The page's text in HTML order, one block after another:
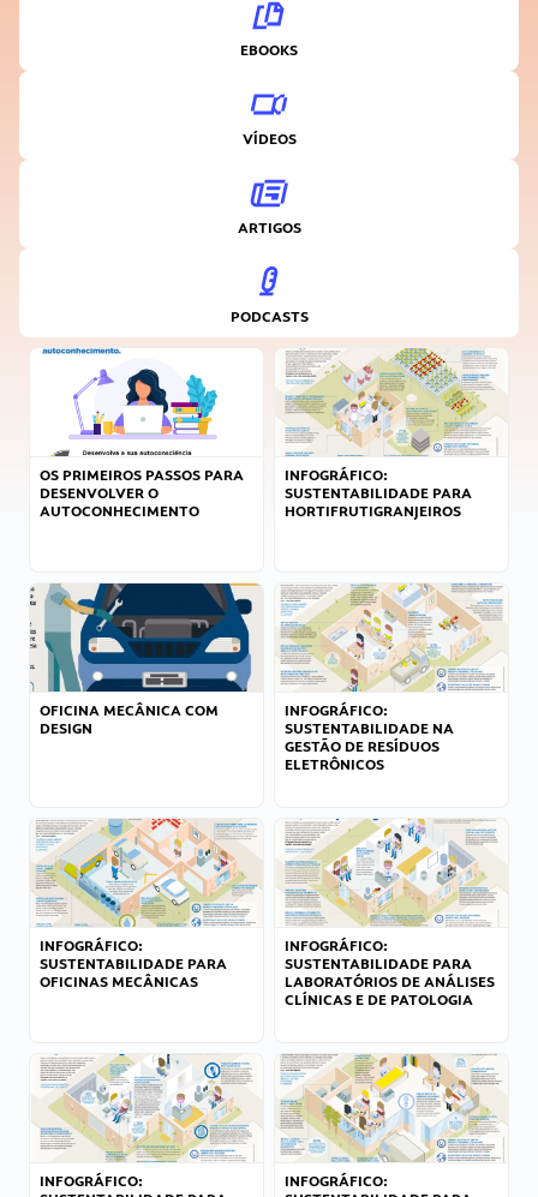
EBOOKS
VÍDEOS
ARTIGOS
PODCASTS
OS PRIMEIROS PASSOS PARA
DESENVOLVER O
AUTOCONHECIMENTO
INFOGRÁFICO:
SUSTENTABILIDADE PARA
HORTIFRUTIGRANJEIROS
OFICINA MECÂNICA COM
DESIGN
INFOGRÁFICO:
SUSTENTABILIDADE NA
GESTÃO DE RESÍDUOS
ELETRÔNICOS
INFOGRÁFICO:
SUSTENTABILIDADE PARA
OFICINAS MECÂNICAS
INFOGRÁFICO:
SUSTENTABILIDADE PARA
LABORATÓRIOS DE ANÁLISES
CLÍNICAS E DE PATOLOGIA
INFOGRÁFICO:
INFOGRÁFICO: